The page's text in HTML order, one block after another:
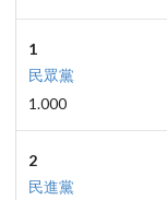
1
民眾黨
1.000
2
民進黨